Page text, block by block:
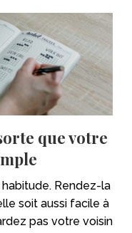
que votre
Rendez-la
soit aussi facile à
pas votre voisin